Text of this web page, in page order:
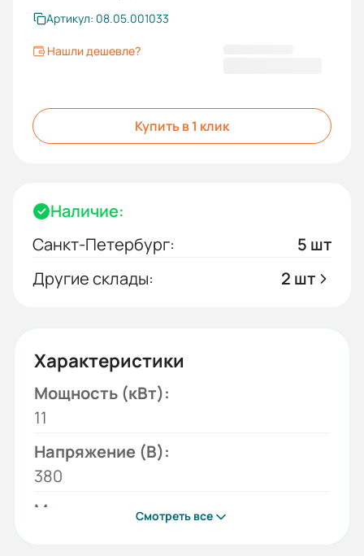
Артикул: 08.05.001033
Нашли дешевле?
Купить в 1 клик
Наличие:
Санкт-Петербург:
5 шт
Другие склады:
2 шт
Характеристики
Мощность (кВт):
11
Напряжение (В):
380
Модель:
Смотреть все